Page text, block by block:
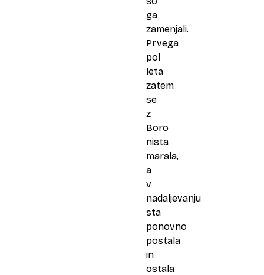
ga
zamenjali.
Prvega
pol
leta
zatem
se
z
Boro
nista
marala,
a
v
nadaljevanju
sta
ponovno
postala
in
ostala